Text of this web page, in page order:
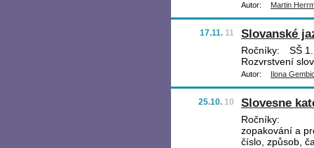
Autor: Martin
17.11. 11 Slovanské
Ročníky:
SŠ
Rozvrstvení
Autor: Ilona
25.10. 10 Slovesne
Ročníky:
zopakování a
číslo, způsob,